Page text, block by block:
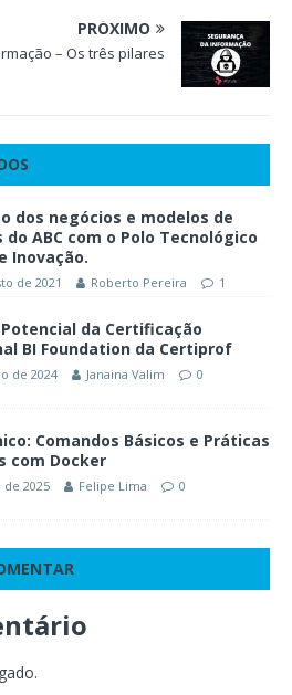
PRÓXIMO
– Os três pilares
dos negócios e modelos de
do ABC com o Polo Tecnológico
Inovação.
de 2021 Roberto Pereira 1
da Certificação
BI Foundation da Certiprof
de 2024 Janaina Valim 0
Comandos Básicos e Práticas
com Docker
2025 Felipe Lima 0